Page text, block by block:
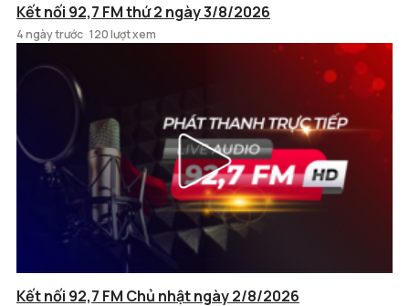
Kết nối 92,7 FM thứ 2 ngày 3/8/2026
4 ngày trước 120 lượt xem
Kết nối 92,7 FM Chủ nhật ngày 2/8/2026